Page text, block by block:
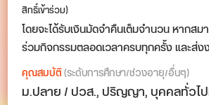
สิทธิ์เข้าร่วม)
โดยจะได้รับเงินมัดจำคืนเต็มจำนวน หากสม
ร่วมกิจกรรมตลอดเวลาครบทุกครั้ง และส่
คุณสมบัติ(ระดับการศึกษา/ช่วงอายุ/อื่นๆ)
ม.ปลาย / ปวส., ปริญญา, บุคคลทั่วไ